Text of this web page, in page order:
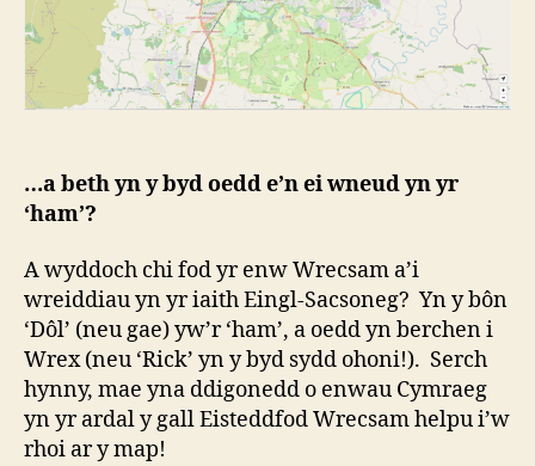
…a beth yn y byd oedd e’n ei wneud yn yr
‘ham’?
A wyddoch chi fod yr enw Wrecsam a’i
wreiddiau yn yr iaith Eingl-Sacsoneg? Yn y bôn
‘Dôl’ (neu gae) yw’r ‘ham’, a oedd yn berchen i
Wrex (neu ‘Rick’ yn y byd sydd ohoni!). Serch
hynny, mae yna ddigonedd o enwau Cymraeg
yn yr ardal y gall Eisteddfod Wrecsam helpu i’w
rhoi ar y map!